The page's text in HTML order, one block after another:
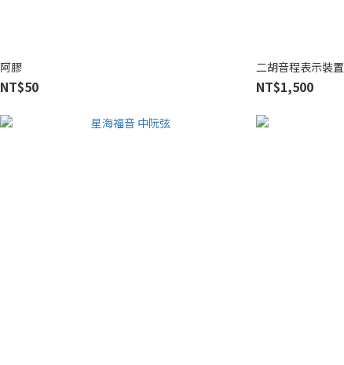
阿膠
NT$50
二胡音程表示裝置
NT$1,500